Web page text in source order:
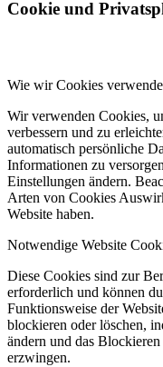
Cookie und
Wie wir Cookies
Wir verwenden Cookies,
verbessern und zu
automatisch persönliche
Informationen zu
Einstellungen ändern.
Arten von Cookies
Website haben.
Notwendige Website
Diese Cookies sind zur
erforderlich und können
Funktionsweise der
blockieren oder löschen,
ändern und das
erzwingen.